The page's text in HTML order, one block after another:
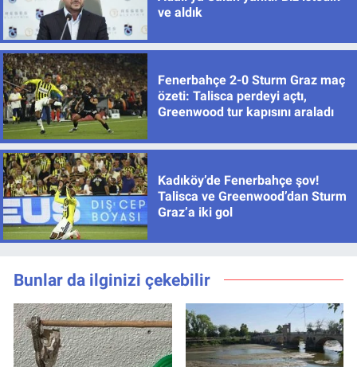
ve aldık
Fenerbahçe 2-0 Sturm Graz maç
özeti: Talisca perdeyi açtı,
Greenwood tur kapısını araladı
Kadıköy’de Fenerbahçe şov!
Talisca ve Greenwood’dan Sturm
Graz’a iki gol
Bunlar da ilginizi çekebilir